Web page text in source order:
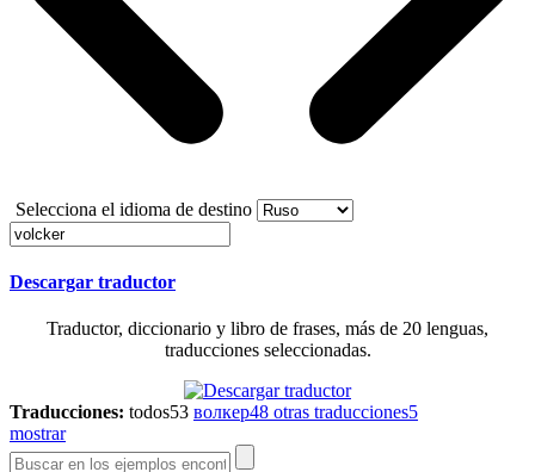
Selecciona el idioma de destino
Descargar traductor
Traductor, diccionario y libro de frases, más de 20 lenguas,
traducciones seleccionadas.
Traducciones: todos53 волкер48 otras traducciones5
mostrar